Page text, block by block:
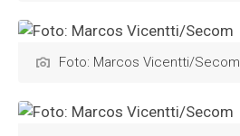
Foto: Marcos Vicentti/Secom